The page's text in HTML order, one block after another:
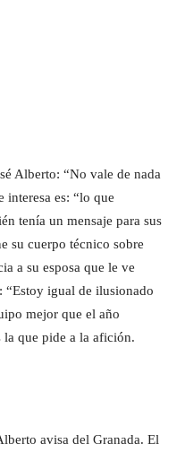
Alberto: “No vale de nada
interesa es: “lo que
tenía un mensaje para sus
su cuerpo técnico sobre
a su esposa que le ve
“Estoy igual de ilusionado
mejor que el año
la que pide a la afición.
avisa del Granada. El